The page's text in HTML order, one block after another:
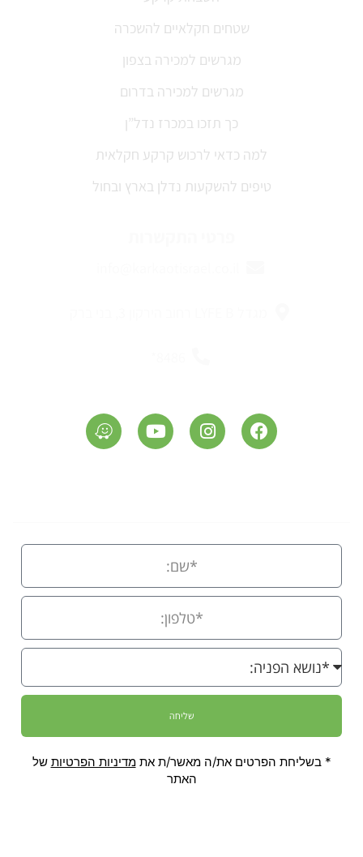
שטחים חקלאיים להשכרה
מגרשים למכירה בצפון
מגרשים למכירה בדרום
כך תזכו במכרז נדל”ן
למה כדאי לרכוש קרקע חקלאית
טיפים להשקעות נדלן בארץ ובחול
שליחה
* בשליחת הפרטים את/ה מאשר/ת אתמדיניות הפרטיות של
האתר